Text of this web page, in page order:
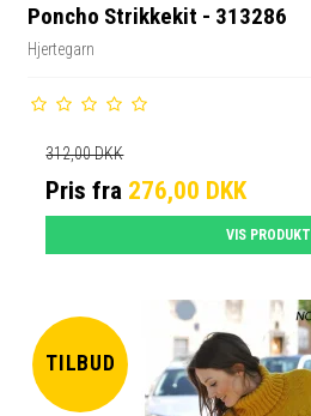
Poncho Strikkekit - 313286
Hjertegarn
312,00 DKK
Pris fra 276,00 DKK
VIS PRODUKT
TILBUD